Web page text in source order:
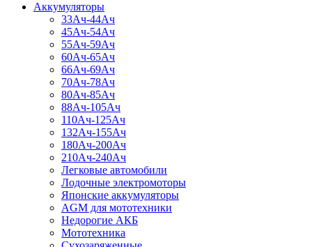
Аккумуляторы
33Ач-44Ач
45Ач-54Ач
55Ач-59Ач
60Ач-65Ач
66Ач-69Ач
70Ач-78Ач
80Ач-85Ач
88Ач-105Ач
110Ач-125Ач
132Ач-155Ач
180Ач-200Ач
210Ач-240Ач
Легковые автомобили
Лодочные электромоторы
Японские аккумуляторы
AGM для мототехники
Недорогие АКБ
Мототехника